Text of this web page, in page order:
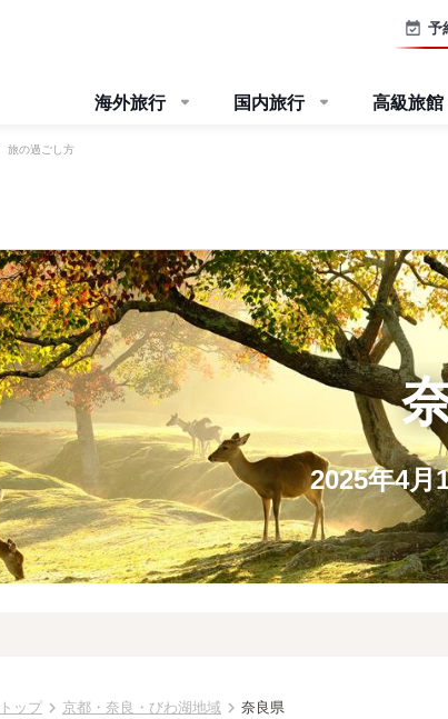
予
海外旅行 国内旅行 高級旅
旅の過ごし方
2025年4月
ップ chevron_right 京都・奈良・びわ湖地域 chevron_right 奈良県